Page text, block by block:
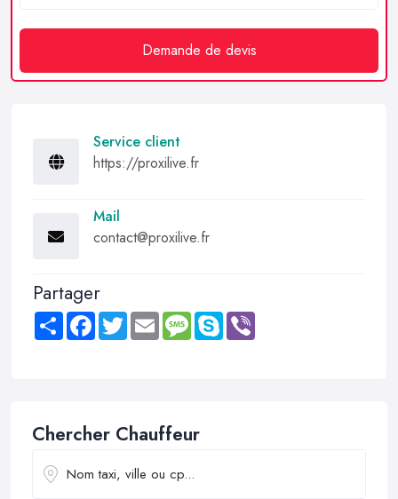
Demande de devis
Service client
https://proxilive.fr
Mail
contact@proxilive.fr
Partager
Share FacebookTwitter Email MessageSkype
Chercher Chauffeur